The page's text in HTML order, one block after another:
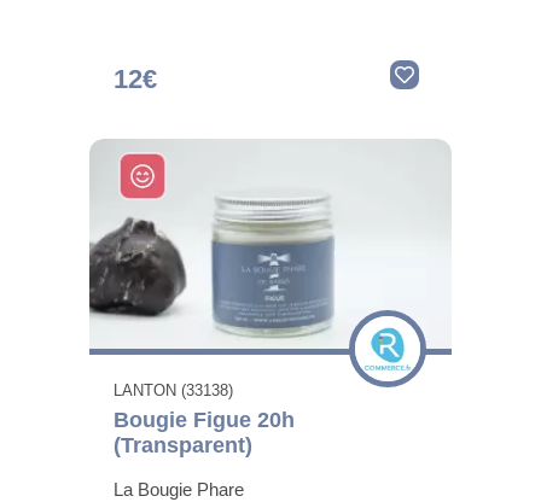
12€
LANTON (33138)
Bougie Figue 20h
(Transparent)
La Bougie Phare